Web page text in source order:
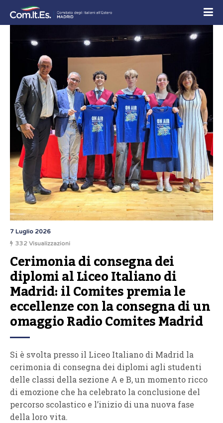
7 Luglio 2026
332 Visualizzazioni
Cerimonia di consegna dei
diplomi al Liceo Italiano di
Madrid: il Comites premia le
eccellenze con la consegna di un
omaggio Radio Comites Madrid
Si è svolta presso il Liceo Italiano di Madrid la
cerimonia di consegna dei diplomi agli studenti
delle classi della sezione A e B, un momento ricco
di emozione che ha celebrato la conclusione del
percorso scolastico e l’inizio di una nuova fase
della loro vita.